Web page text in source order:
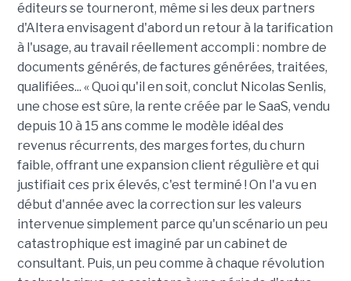
éditeurs se tourneront, même si les deux partners
d'Altera envisagent d'abord un retour à la tarification
à l'usage, au travail réellement accompli : nombre de
documents générés, de factures générées, traitées,
qualifiées... « Quoi qu'il en soit, conclut Nicolas Senlis,
une chose est sûre, la rente créée par le SaaS, vendu
depuis 10 à 15 ans comme le modèle idéal des
revenus récurrents, des marges fortes, du churn
faible, offrant une expansion client régulière et qui
justifiait ces prix élevés, c'est terminé ! On l'a vu en
début d'année avec la correction sur les valeurs
intervenue simplement parce qu'un scénario un peu
catastrophique est imaginé par un cabinet de
consultant. Puis, un peu comme à chaque révolution